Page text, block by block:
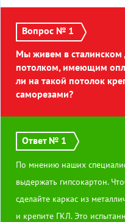
Вопрос № 1
Мы живем в сталинском
потолком, имеющим
ли на такой потолок
саморезами?
Ответ № 1
По мнению наших
выдержать гипсокартон.
сделайте каркас из
и крепите ГКЛ. Это